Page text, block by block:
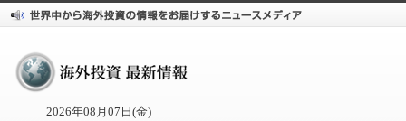
2026年08月07日(金)